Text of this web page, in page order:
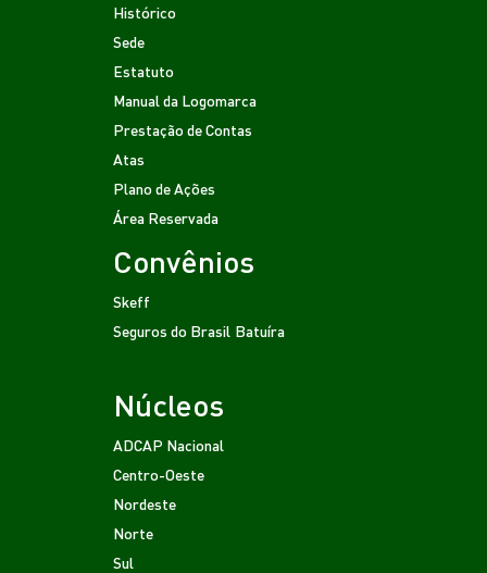
Histórico
Sede
Estatuto
Manual da Logomarca
Prestação de Contas
Atas
Plano de Ações
Área Reservada
Convênios
Skeff
Seguros do Brasil Batuíra
Núcleos
ADCAP Nacional
Centro-Oeste
Nordeste
Norte
Sul